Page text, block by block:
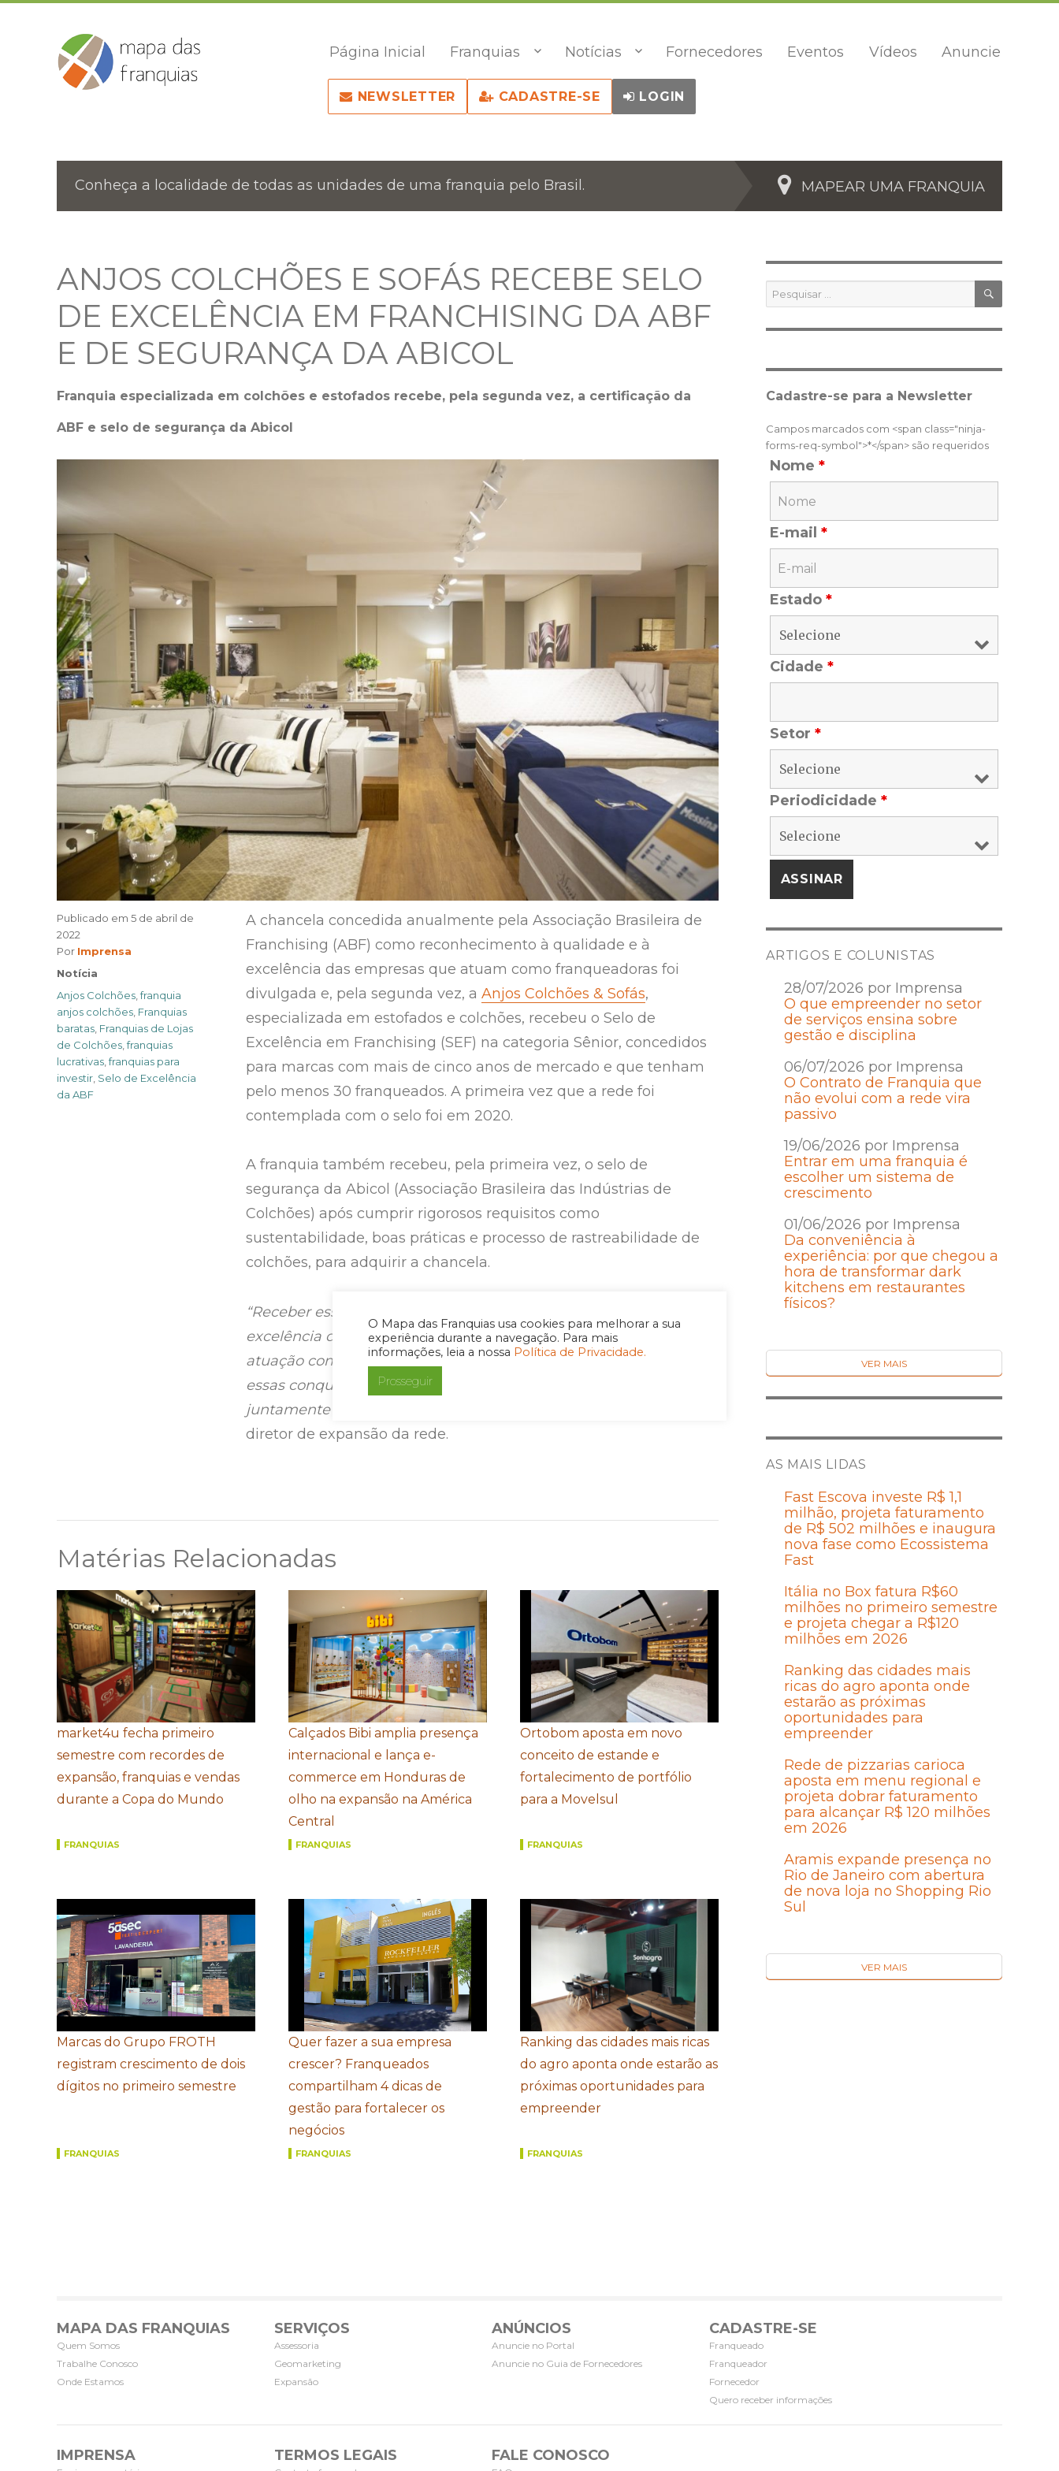
O Mapa das Franquias usa cookies para melhorar a sua
experiência durante a navegação. Para mais
informações, leia a nossa Política de Privacidade.
Prosseguir
Página Inicial Franquias Notícias Fornecedores Eventos Vídeos Anuncie
NEWSLETTER CADASTRE-SE LOGIN
Conheça a localidade de todas as unidades de uma franquia pelo Brasil. MAPEAR UMA FRANQUIA
ANJOS COLCHÕES E SOFÁS RECEBE SELO
DE EXCELÊNCIA EM FRANCHISING DA ABF
E DE SEGURANÇA DA ABICOL
Franquia especializada em colchões e estofados recebe, pela segunda vez, a certificação da
ABF e selo de segurança da Abicol
A chancela concedida anualmente pela Associação Brasileira de
Franchising (ABF) como reconhecimento à qualidade e à
excelência das empresas que atuam como franqueadoras foi
divulgada e, pela segunda vez, a Anjos Colchões & Sofás,
especializada em estofados e colchões, recebeu o Selo de
Excelência em Franchising (SEF) na categoria Sênior, concedidos
para marcas com mais de cinco anos de mercado e que tenham
pelo menos 30 franqueados. A primeira vez que a rede foi
contemplada com o selo foi em 2020.
A franquia também recebeu, pela primeira vez, o selo de
segurança da Abicol (Associação Brasileira das Indústrias de
Colchões) após cumprir rigorosos requisitos como
sustentabilidade, boas práticas e processo de rastreabilidade de
colchões, para adquirir a chancela.
“Receber esses selos para nós é o reconhecimento da qualidade e
excelência do suporte prestado aos franqueados e à nossa
atuação como franqueadora. Estamos muito orgulhosos por mais
essas conquistas e certos do trabalho que realizamos diariamente
juntamente com a equipe Anjos”
diretor de expansão da rede.
Publicado em 5 de abril de
2022
Por Author
Imprensa
Categories
Notícia
Tags
Anjos Colchões ,franquia
anjos colchões Franquias
baratas Franquias de Lojas
de Colchões ,franquias
lucrativas ,franquias para
investir Selo de Excelência
da ABF
Matérias Relacionadas
market4u fecha primeiro
semestre com recordes de
expansão, franquias e vendas
durante a Copa do Mundo
FRANQUIAS
Calçados Bibi amplia presença
internacional e lança e-
commerce em Honduras de
olho na expansão na América
Central
FRANQUIAS
Ortobom aposta em novo
conceito de estande e
fortalecimento de portfólio
para a Movelsul
FRANQUIAS
Marcas do Grupo FROTH
registram crescimento de dois
dígitos no primeiro semestre
FRANQUIAS
Quer fazer a sua empresa
crescer? Franqueados
compartilham 4 dicas de
gestão para fortalecer os
negócios
FRANQUIAS
Ranking das cidades mais ricas
do agro aponta onde estarão as
próximas oportunidades para
empreender
FRANQUIAS
Pesquisar
por:
Cadastre-se para a Newsletter
Campos marcados com <span class="ninja-
forms-req-symbol">*</span> são requeridos
Nome *
E-mail *
Estado *
Cidade *
Setor *
Periodicidade *
ARTIGOS E COLUNISTAS
28/07/2026 por Imprensa
O que empreender no setor
de serviços ensina sobre
gestão e disciplina
06/07/2026 por Imprensa
O Contrato de Franquia que
não evolui com a rede vira
passivo
19/06/2026 por Imprensa
Entrar em uma franquia é
escolher um sistema de
crescimento
01/06/2026 por Imprensa
Da conveniência à
experiência: por que chegou a
hora de transformar dark
kitchens em restaurantes
físicos?
VER MAIS
AS MAIS LIDAS
Fast Escova investe R$ 1,1
milhão, projeta faturamento
de R$ 502 milhões e inaugura
nova fase como Ecossistema
Fast
Itália no Box fatura R$60
milhões no primeiro semestre
e projeta chegar a R$120
milhões em 2026
Ranking das cidades mais
ricas do agro aponta onde
estarão as próximas
oportunidades para
empreender
Rede de pizzarias carioca
aposta em menu regional e
projeta dobrar faturamento
para alcançar R$ 120 milhões
em 2026
Aramis expande presença no
Rio de Janeiro com abertura
de nova loja no Shopping Rio
Sul
VER MAIS
MAPA DAS FRANQUIAS
Quem Somos
Trabalhe Conosco
Onde Estamos
SERVIÇOS
Assessoria
Geomarketing
Expansão
ANÚNCIOS
Anuncie no Portal
Anuncie no Guia de Fornecedores
CADASTRE-SE
Franqueado
Franqueador
Fornecedor
Quero receber informações
IMPRENSA TERMOS LEGAIS FALE CONOSCO